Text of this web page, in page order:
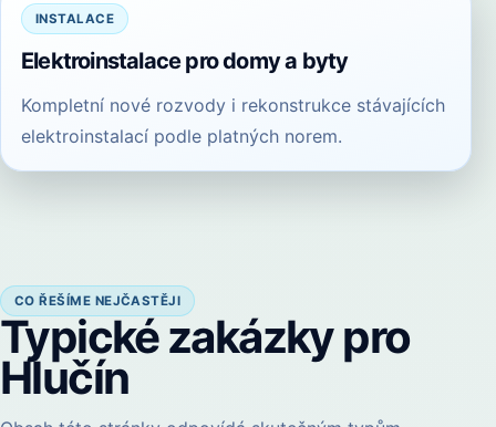
INSTALACE
Elektroinstalace pro domy a byty
Kompletní nové rozvody i rekonstrukce stávajících
elektroinstalací podle platných norem.
CO ŘEŠÍME NEJČASTĚJI
Typické zakázky pro
Hlučín